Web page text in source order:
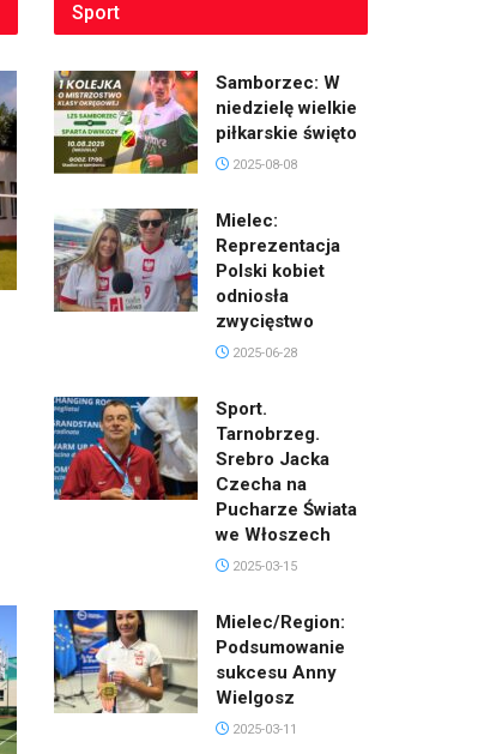
Sport
Samborzec: W
niedzielę wielkie
piłkarskie święto
2025-08-08
Mielec:
Reprezentacja
Polski kobiet
odniosła
zwycięstwo
2025-06-28
Sport.
Tarnobrzeg.
Srebro Jacka
Czecha na
Pucharze Świata
we Włoszech
2025-03-15
Mielec/Region:
Podsumowanie
sukcesu Anny
Wielgosz
2025-03-11